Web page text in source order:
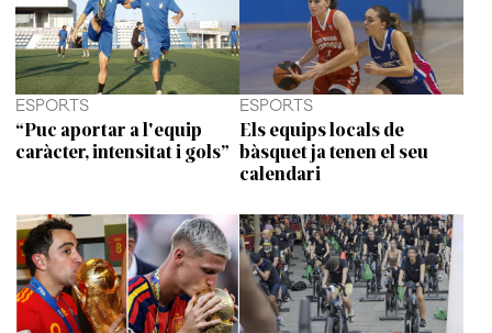
ESPORTS
“Puc aportar a l'equip
caràcter, intensitat i gols”
ESPORTS
Els equips locals de
bàsquet ja tenen el seu
calendari